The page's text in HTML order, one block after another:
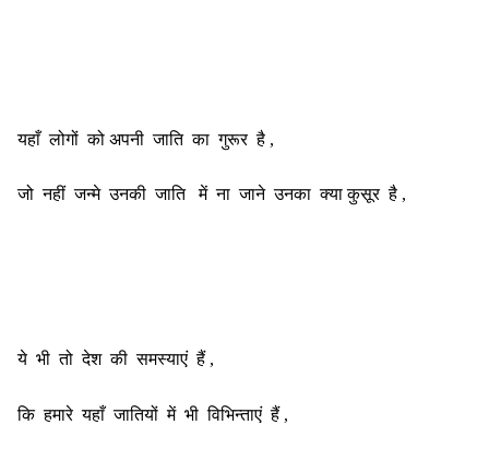
यहाँ लोगों को अपनी जाति का गुरूर है ,
जो नहीं जन्मे उनकी जाति में ना जाने उनका क्या कुसूर है ,
ये भी तो देश की समस्याएं हैं ,
कि हमारे यहाँ जातियों में भी विभिन्ताएं हैं ,